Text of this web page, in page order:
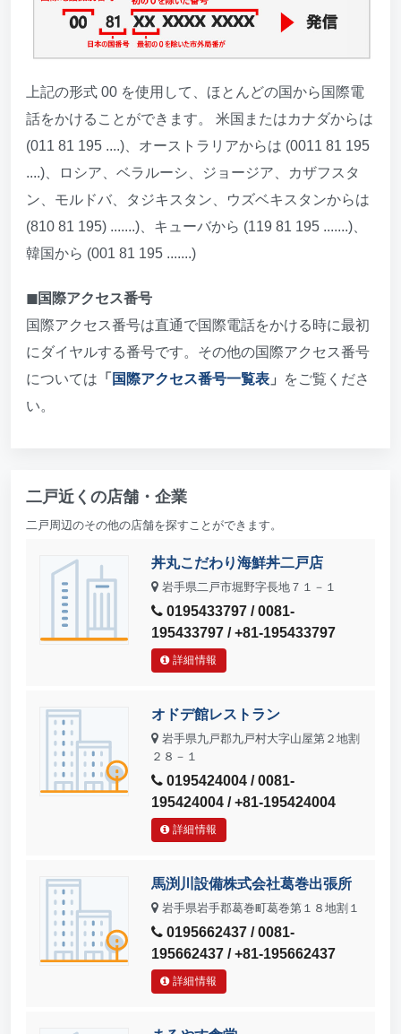
上記の形式 00 を使用して、ほとんどの国から国際電
話をかけることができます。 米国またはカナダからは
(011 81 195 ....)、オーストラリアからは (0011 81 195
....)、ロシア、ベラルーシ、ジョージア、カザフスタ
ン、モルドバ、タジキスタン、ウズベキスタンからは
(810 81 195) .......)、キューバから (119 81 195 .......)、
韓国から (001 81 195 .......)
◼︎国際アクセス番号
国際アクセス番号は直通で国際電話をかける時に最初
にダイヤルする番号です。その他の国際アクセス番号
については 「 国際アクセス番号一覧表 」
をご覧くださ
い。
二戸近くの店舗・企業
二戸周辺のその他の店舗を探すことができます。
丼丸こだわり海鮮丼二戸店
岩手県二戸市堀野字長地７１－１
0195433797 / 0081-
195433797 / +81-195433797
詳細情報
オドデ館レストラン
岩手県九戸郡九戸村大字山屋第２地割
２８－１
0195424004 / 0081-
195424004 / +81-195424004
詳細情報
馬渕川設備株式会社葛巻出張所
岩手県岩手郡葛巻町葛巻第１８地割１
0195662437 / 0081-
195662437 / +81-195662437
詳細情報